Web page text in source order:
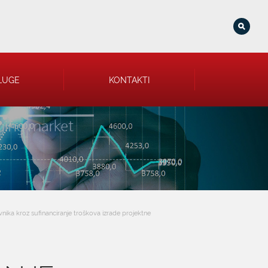
KONTAKTI
kroz sufinanciranje troškova izrade projektne